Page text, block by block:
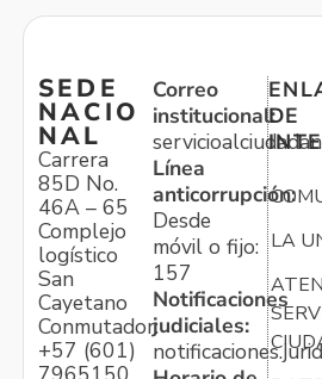
SEDE
NACIO
NAL
Carrera
85D No.
46A – 65
Complejo
logístico
San
Cayetano
Conmutador:
+57 (601)
Correo
institucional:
Línea
anticorrupción:
Desde
móvil o fijo:
157
Notificaciones
judiciales:
DE
LA